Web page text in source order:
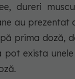
dureri
au prezentat
prima doză,
exista